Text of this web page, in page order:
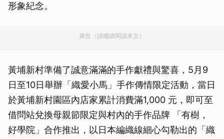
形象紀念。
廣告（請繼續閱讀本文）
黃埔新村準備了誠意滿滿的手作獻禮與驚喜，5月9
日至10日舉辦「織愛小馬」手作傳情限定活動，當日
於黃埔新村園區內店家累計消費滿1,000 元，即可至
借問站兌換母親節限定與村內的手作品牌 「有樹，
好學院」合作推出，以日本編織線細心勾勒出的「織